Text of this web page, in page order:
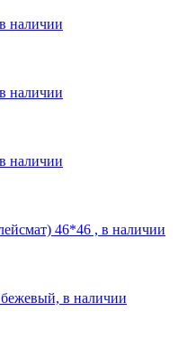
наличии
наличии
наличии
46*46 , в наличии
в наличии